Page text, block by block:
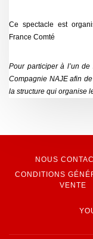
Ce spectacle est
France Comté
Pour participer à l’un
Compagnie NAJE afin
la structure qui organise
NOUS
CONDITIONS
VENTE